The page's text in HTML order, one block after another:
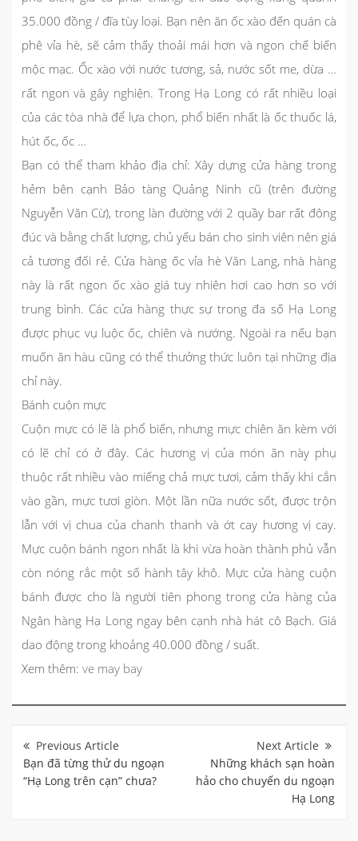
35.000 đồng / đĩa tùy loại. Bạn nên ăn ốc xào đến quán cà
phê vỉa hè, sẽ cảm thấy thoải mái hơn và ngon chế biến
mộc mạc. Ốc xào với nước tương, sả, nước sốt me, dừa …
rất ngon và gây nghiện. Trong Hạ Long có rất nhiều loại
của các tòa nhà để lựa chọn, phổ biến nhất là ốc thuốc lá,
hút ốc, ốc …
Bạn có thể tham khảo địa chỉ: Xây dựng cửa hàng trong
hẻm bên cạnh Bảo tàng Quảng Ninh cũ (trên đường
Nguyễn Văn Cừ), trong làn đường với 2 quầy bar rất đông
đúc và bằng chất lượng, chủ yếu bán cho sinh viên nên giá
cả tương đối rẻ. Cửa hàng ốc vỉa hè Văn Lang, nhà hàng
này là rất ngon ốc xào giá tuy nhiên hơi cao hơn so với
trung bình. Các cửa hàng thực sự trong đa số Hạ Long
được phục vụ luộc ốc, chiên và nướng. Ngoài ra nếu bạn
muốn ăn hàu cũng có thể thưởng thức luôn tại những địa
chỉ này.
Bánh cuộn mực
Cuộn mực có lẽ là phổ biến, nhưng mực chiên ăn kèm với
có lẽ chỉ có ở đây. Các hương vị của món ăn này phụ
thuộc rất nhiều vào miếng chả mực tươi, cảm thấy khi cắn
vào gần, mực tươi giòn. Một lần nữa nước sốt, được trộn
lẫn với vị chua của chanh thanh và ớt cay hương vị cay.
Mực cuộn bánh ngon nhất là khi vừa hoàn thành phủ vẫn
còn nóng rắc một số hành tây khô. Mực cửa hàng cuộn
bánh được cho là người tiên phong trong cửa hàng của
Ngân hàng Hạ Long ngay bên cạnh nhà hát cô Bạch. Giá
dao động trong khoảng 40.000 đồng / suất.
Xem thêm: ve may bay
hướng
bài
viết
Bạn đã từng thử du ngoạn
“Hạ Long trên cạn” chưa?
Những khách sạn hoàn
hảo cho chuyến du ngoạn
Hạ Long